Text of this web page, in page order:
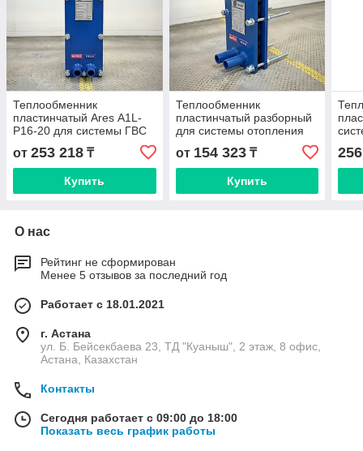
Теплообменник
пластинчатый Ares А1L-
P16-20 для системы ГВС
от 253 218 ₸
Купить
Теплообменник
пластинчатый разборный
для системы отопления
Ares A1S (Danfoss XGF04)
от 154 323₸
Купить
О нас
Рейтинг не сформирован
Менее 5 отзывов за последний год
Работает с 18.01.2021
г. Астана
ул. Б. Бейсекбаева 23, ТД "Куаныш", 2 этаж, 8 офис,
Астана, Казахстан
Контакты
Сегодня работает с 09:00 до 18:00
Показать весь график работы